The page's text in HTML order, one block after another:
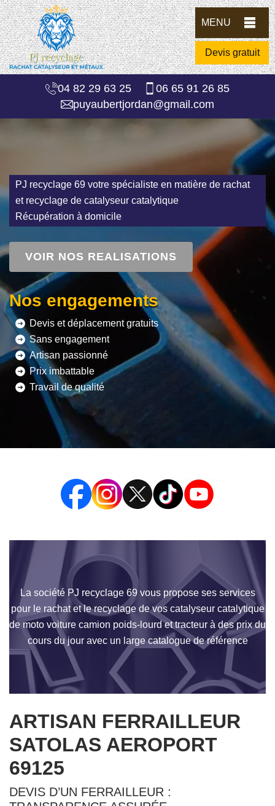
MENU
Devis gratuit
04 82 29 63 25
06 65 91 26 85
puyaubertjordan@gmail.com
PJ recyclage 69 votre spécialiste en matière de rachat
et recyclage de catalyseur catalytique
Récupération à domicile
VOIR NOS REALISATIONS
Nos engagements
Devis et déplacement gratuits
Sans engagement
Artisan passionné
Prix imbattable
Travail de qualité
La société PJ recyclage 69 vous propose ses services
pour le rachat et le recyclage de vos catalyseur catalytique
de moto voiture camion poids-lourd et tracteur à des prix du
cours du jour avec un large catalogue de référence
ARTISAN FERRAILLEUR
SATOLAS AEROPORT
69125
DEVIS D’UN FERRAILLEUR :